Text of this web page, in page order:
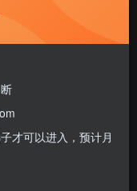
才可以进入，预计月